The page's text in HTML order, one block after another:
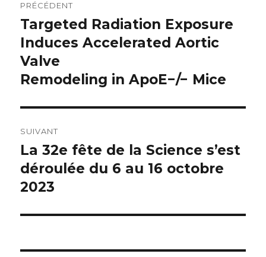
de
l’article
PRÉCÉDENT
Publication
précédente :
Targeted Radiation Exposure
Induces Accelerated Aortic
Valve
Remodeling in ApoE−/− Mice
SUIVANT
Publication
suivante :
La 32e fête de la Science s’est
déroulée du 6 au 16 octobre
2023